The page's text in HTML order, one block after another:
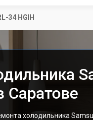
34 HGIH
Саратове
холодильника